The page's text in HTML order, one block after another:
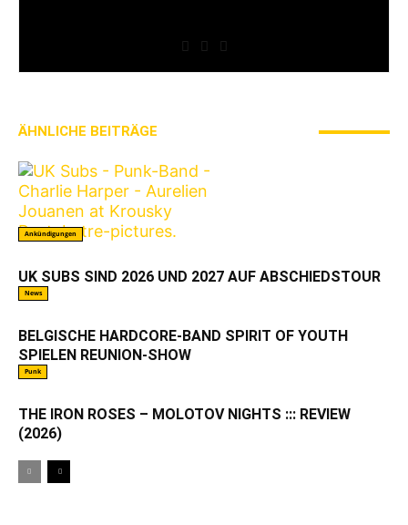
ÄHNLICHE BEITRÄGE
Ankündigungen
UK SUBS SIND 2026 UND 2027 AUF ABSCHIEDSTOUR
News
BELGISCHE HARDCORE-BAND SPIRIT OF YOUTH
SPIELEN REUNION-SHOW
Punk
THE IRON ROSES – MOLOTOV NIGHTS ::: REVIEW
(2026)